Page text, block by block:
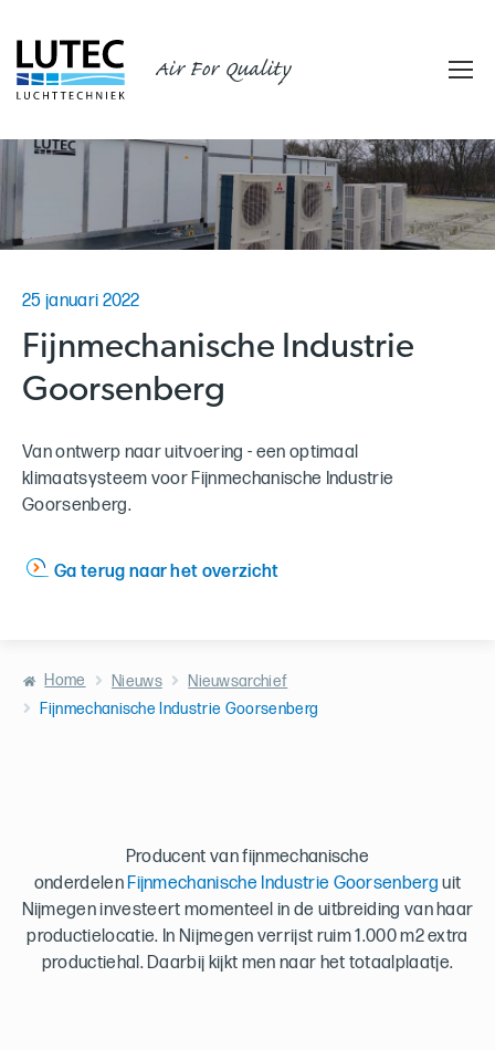
Air For Quality
25 januari 2022
Fijnmechanische Industrie
Goorsenberg
Van ontwerp naar uitvoering - een optimaal
klimaatsysteem voor Fijnmechanische Industrie
Goorsenberg.
Ga terug naar het overzicht
Home Nieuws
Nieuwsarchief
Fijnmechanische Industrie Goorsenberg
Producent van fijnmechanische
onderdelenFijnmechanische Industrie Goorsenberg uit
Nijmegen investeert momenteel in de uitbreiding van haar
productielocatie. In Nijmegen verrijst ruim 1.000 m2 extra
productiehal. Daarbij kijkt men naar het totaalplaatje.